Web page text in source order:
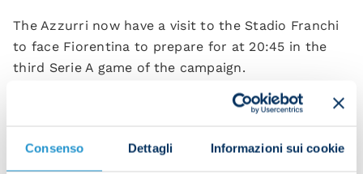
Consenso Dettagli Informazioni sui cookie
The Azzurri now have a visit to the Stadio Franchi
to face Fiorentina to prepare for at 20:45 in the
third Serie A game of the campaign.
carried out possession drills and played a small-